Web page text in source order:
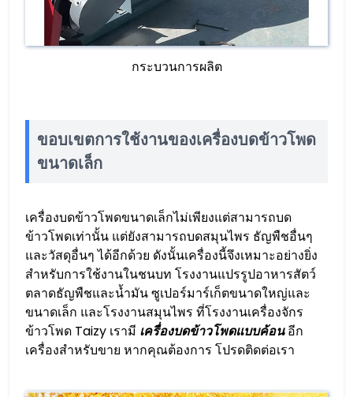
กระบวนการผลิต
ขอบเขตการใช้งานของเครื่องบดข้าวโพด
ขนาดเล็ก
เครื่องบดข้าวโพดขนาดเล็กไม่เพียงแต่สามารถบด
ข้าวโพดเท่านั้น แต่ยังสามารถบดสมุนไพร ธัญพืชอื่นๆ
และวัสดุอื่นๆ ได้อีกด้วย ดังนั้นเครื่องนี้จึงเหมาะอย่างยิ่ง
สำหรับการใช้งานในชนบท โรงงานแปรรูปอาหารสัตว์
ตลาดธัญพืชและน้ำมัน ซูเปอร์มาร์เก็ตขนาดใหญ่และ
ขนาดเล็ก และโรงงานสมุนไพร ที่โรงงานเครื่องจักร
ข้าวโพด Taizy เรามี เครื่องบดข้าวโพดแบบค้อนอีก
เครื่องสำหรับขาย หากคุณต้องการ โปรดติดต่อเรา